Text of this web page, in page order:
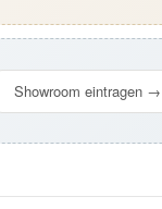
Showroom eintragen →